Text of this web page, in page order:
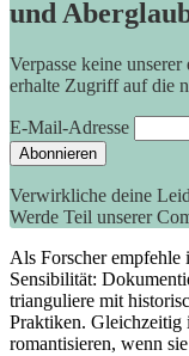
und
Verpasse keine
erhalte Zugriff auf die
E-Mail-Adresse
Verwirkliche deine
Werde Teil unserer
Als⁤ Forscher empfehle⁢
Sensibilität:
⁢trianguliere mit
Praktiken. Gleichzeitig​
romantisieren, wenn